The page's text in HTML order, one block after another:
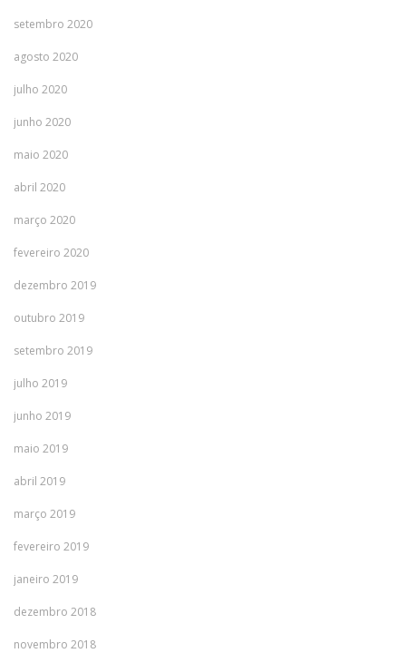
setembro 2020
agosto 2020
julho 2020
junho 2020
maio 2020
abril 2020
março 2020
fevereiro 2020
dezembro 2019
outubro 2019
setembro 2019
julho 2019
junho 2019
maio 2019
abril 2019
março 2019
fevereiro 2019
janeiro 2019
dezembro 2018
novembro 2018